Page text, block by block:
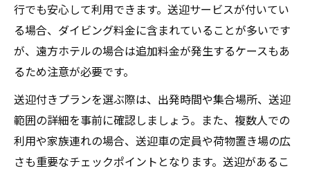
行でも安心して利用できます。送迎サービスが付いてい
る場合、ダイビング料金に含まれていることが多いです
が、遠方ホテルの場合は追加料金が発生するケースもあ
るため注意が必要です。
送迎付きプランを選ぶ際は、出発時間や集合場所、送迎
範囲の詳細を事前に確認しましょう。また、複数人での
利用や家族連れの場合、送迎車の定員や荷物置き場の広
さも重要なチェックポイントとなります。送迎があるこ